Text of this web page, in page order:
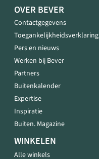
OVER BEVER
Contactgegevens
Toegankelijkheidsverklaring
Pers en nieuws
Werken bij Bever
Partners
Buitenkalender
Expertise
Inspiratie
Buiten. Magazine
WINKELEN
Alle winkels